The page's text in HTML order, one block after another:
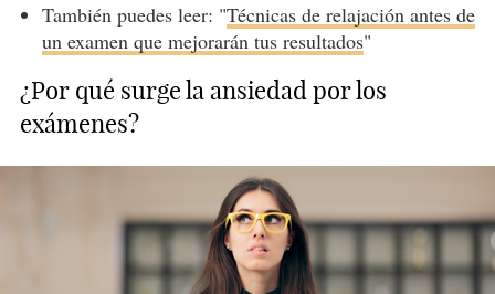
También puedes leer: "Técnicas de relajación antes de
un examen que mejorarán tus resultados"
¿Por qué surge la ansiedad por los
exámenes?